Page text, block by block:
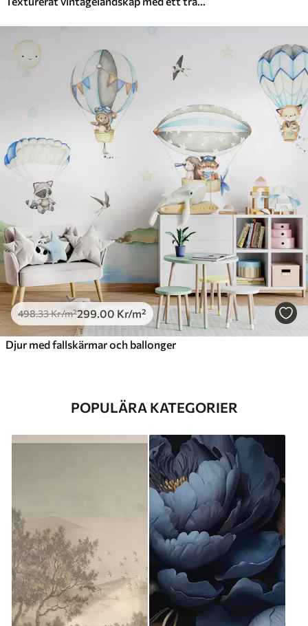
498.33Kr/m²299.00 Kr/m²
Djur med fallskärmar och ballonger
POPULÄRA KATEGORIER